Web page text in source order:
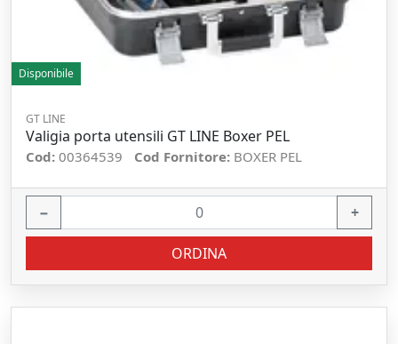
Disponibile
GT LINE
Valigia porta utensili GT LINE Boxer PEL
Cod: 00364539 Cod Fornitore: BOXER PEL
− +
ORDINA